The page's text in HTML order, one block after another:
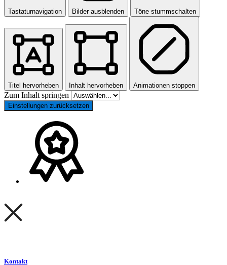
Tastaturnavigation Bilder ausblenden Töne stummschalten
Titel hervorheben Inhalt hervorheben Animationen stoppen
Zum Inhalt springen
Einstellungen zurücksetzen
Kontakt